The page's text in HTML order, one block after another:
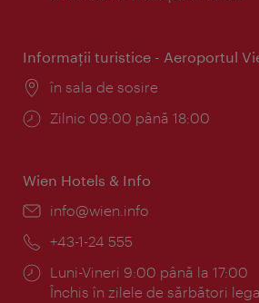
Informaţii turistice - Aeroportul
Locul:
în sala de sosire
Program:
Zilnic 09:00 până 18:00
Wien Hotels & Info
E-
info@wien.info
Telefon:
+43-1-24 555
Program:
Luni-Vineri 9:00 până la 17:00
Închis în zilele de sărbători